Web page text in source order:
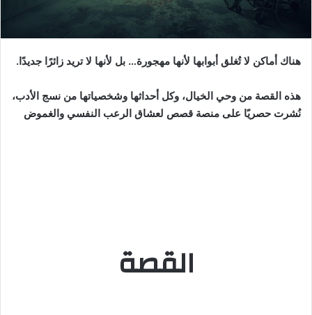
هناك أماكن لا تُغلق أبوابها لأنها مهجورة… بل لأنها لا تريد زائرًا جديدًا.
هذه القصة من وحي الخيال، وكل أحداثها وشخصياتها من نسج الأدب،
نُشرت حصريًا على منصة قصص لعشاق الرعب النفسي والغموض
القصة